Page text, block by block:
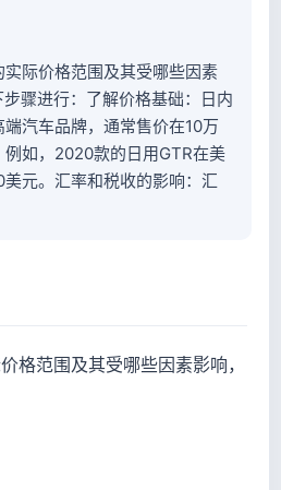
际价格范围及其受哪些因素
骤进行：了解价格基础：日内
汽车品牌，通常售价在10万
例如，2020款的日用GTR在美
元。汇率和税收的影响：汇
格范围及其受哪些因素影响，